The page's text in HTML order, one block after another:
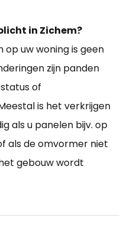
in Zichem?
op uw woning is geen
zijn panden
of
is het verkrijgen
als u panelen bijv. op
als de omvormer niet
gebouw wordt